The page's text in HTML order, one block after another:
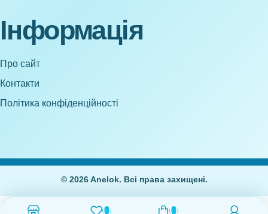
Інформація
Про сайт
Контакти
Політика конфіденційності
0 0
© 2026 Anelok. Всі права захищені.